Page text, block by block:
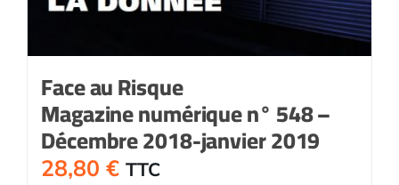
Face au Risque
Magazine numérique n° 548 –
Décembre 2018-janvier 2019
28,80 € TTC